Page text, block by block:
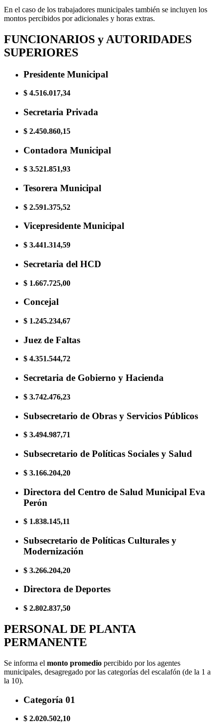
En el caso de los trabajadores municipales también se incluyen los
montos percibidos por adicionales y horas extras.
FUNCIONARIOS y AUTORIDADES
SUPERIORES
Presidente Municipal
$ 4.516.017,34
Secretaria Privada
$ 2.450.860,15
Contadora Municipal
$ 3.521.851,93
Tesorera Municipal
$ 2.591.375,52
Vicepresidente Municipal
$ 3.441.314,59
Secretaria del HCD
$ 1.667.725,00
Concejal
$ 1.245.234,67
Juez de Faltas
$ 4.351.544,72
Secretaria de Gobierno y Hacienda
$ 3.742.476,23
Subsecretario de Obras y Servicios Públicos
$ 3.494.987,71
Subsecretario de Políticas Sociales y Salud
$ 3.166.204,20
Directora del Centro de Salud Municipal Eva
Perón
$ 1.838.145,11
Subsecretario de Políticas Culturales y
Modernización
$ 3.266.204,20
Directora de Deportes
$ 2.802.837,50
PERSONAL DE PLANTA
PERMANENTE
Se informa el monto promedio percibido por los agentes
municipales, desagregado por las categorías del escalafón (de la 1 a
la 10).
Categoría 01
$ 2.020.502,10